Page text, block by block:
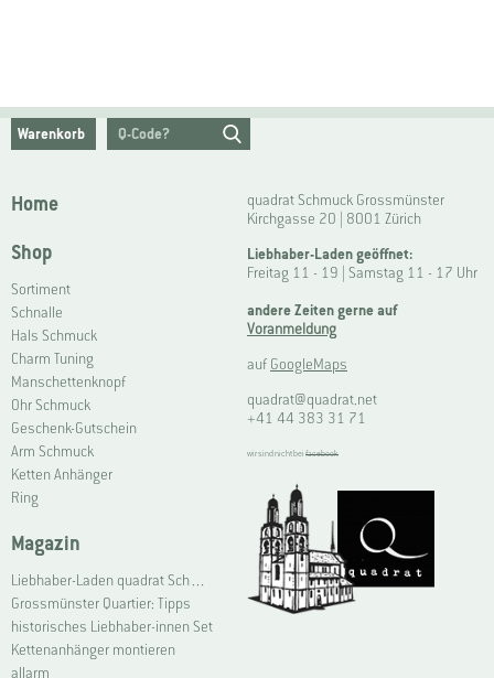
Warenkorb
Home
Shop
Sortiment
Schnalle
Hals Schmuck
Charm Tuning
Manschettenknopf
Ohr Schmuck
Geschenk-Gutschein
Arm Schmuck
Ketten Anhänger
Ring
Magazin
Liebhaber-Laden quadrat Schmuck Grossmünster | Connoisseur Shop quadrat jewellery Grossmünster
Grossmünster Quartier: Tipps
historisches Liebhaber-innen Set
Kettenanhänger montieren
allarm
quadrat Schmuck Grossmünster
Kirchgasse 20 | 8001 Zürich
Liebhaber-Laden geöffnet:
Freitag 11 - 19 | Samstag 11 - 17 Uhr
andere Zeiten gerne auf
Voranmeldung
auf GoogleMaps
quadrat@quadrat.net
+41 44 383 31 71
wir sind nicht bei facebook